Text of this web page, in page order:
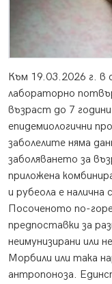
Към 19.03.2026 г. в
лабораторно
възраст до 7
епидемиологични
заболелите няма
заболяването за
приложена
и рубеола е
Посоченото по-
предпоставки за
неимунизирани или
Морбили или така
антропоноза.